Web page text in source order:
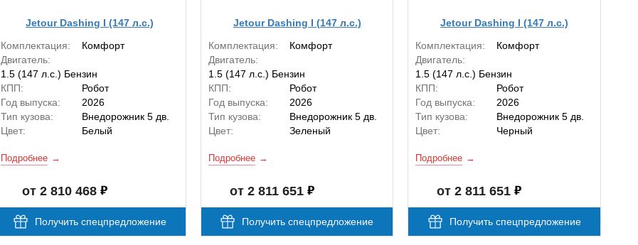
Jetour Dashing I (147 л.с.)
Комплектация:
Комфорт
Двигатель:
1.5 (147 л.с.) Бензин
КПП:
Робот
Год выпуска:
2026
Тип кузова:
Внедорожник 5 дв.
Цвет:
Белый
Подробнее
от 2 810 468
Получить спецпредложение
Jetour Dashing I (147 л.с.)
Комплектация:
Комфорт
Двигатель:
1.5 (147 л.с.) Бензин
КПП:
Робот
Год выпуска:
2026
Тип кузова:
Внедорожник 5 дв.
Цвет:
Зеленый
Подробнее
от 2 811 651
Получить спецпредложение
Jetour Dashing I (147 л.с.)
Комплектация:
Комфорт
Двигатель:
1.5 (147 л.с.) Бензин
КПП:
Робот
Год выпуска:
2026
Тип кузова:
Внедорожник 5 дв.
Цвет:
Черный
Подробнее
от 2 811 651
Получить спецпредложение